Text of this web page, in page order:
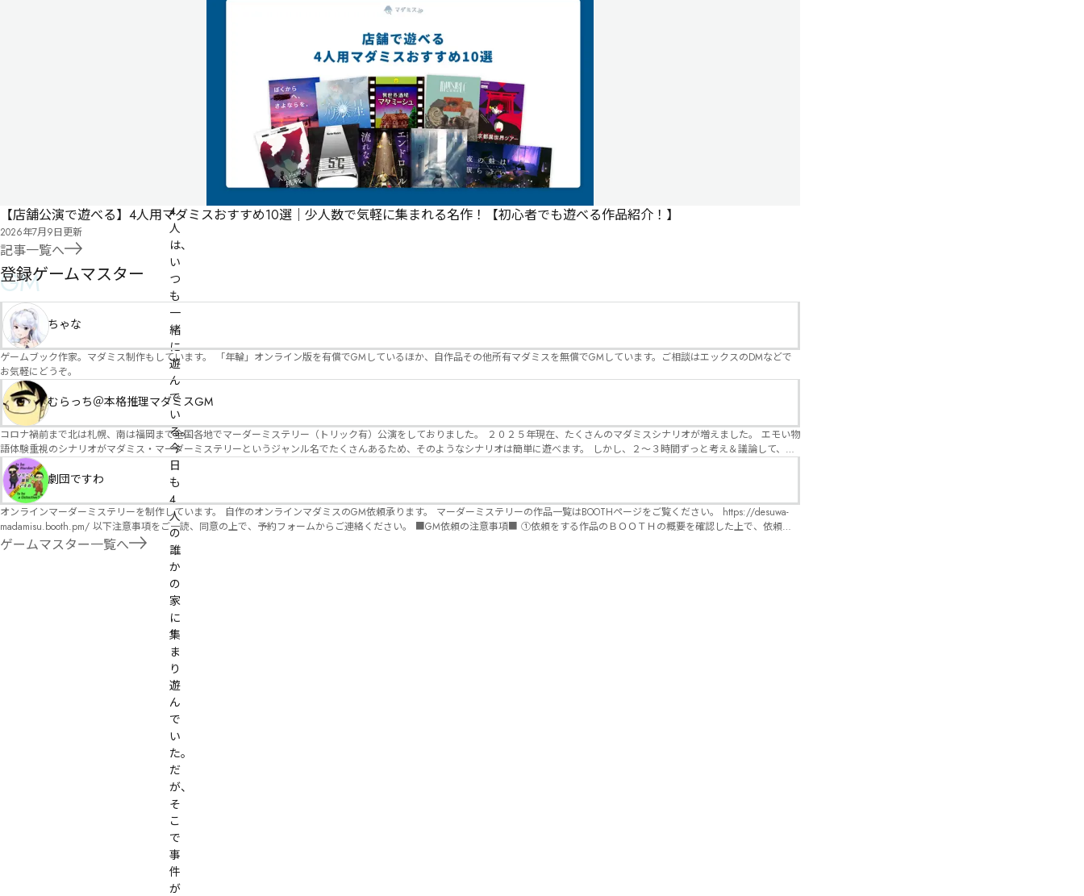
4
人
は、
い
つ
も
一
緒
に
遊
ん
で
い
る。
今
日
も
4
人
の
誰
か
の
家
に
集
ま
り
遊
ん
で
い
た。
だ
が、
そ
こ
で
事
件
が
【店舗公演で遊べる】4人用マダミスおすすめ10選｜少人数で気軽に集まれる名作！【初心者でも遊べる作品紹介！】
2026年7月9日更新
記事一覧へ
GM
登録ゲームマスター
ちゃな
ゲームブック作家。マダミス制作もしています。 「年輪」オンライン版を有償でGMしているほか、自作品その他所有マダミスを無償でGMしています。ご相談はエックスのDMなどで
お気軽にどうぞ。
むらっち＠本格推理マダミスGM
コロナ禍前まで北は札幌、南は福岡まで全国各地でマーダーミステリー（トリック有）公演をしておりました。 ２０２５年現在、たくさんのマダミスシナリオが増えました。 エモい物
語体験重視のシナリオがマダミス・マーダーミステリーというジャンル名でたくさんあるため、そのようなシナリオは簡単に遊べます。 しかし、２～３時間ずっと考え＆議論して、見
たことないトリックが解ける閃きや犯人として逃げ切る楽しみのある本格推理マーダーミステリーを見つけることが難しくなっていませんか？ そんな本格推理マダミスをお届けしま
す！
劇団ですわ
オンラインマーダーミステリーを制作しています。 自作のオンラインマダミスのGM依頼承ります。 マーダーミステリーの作品一覧はBOOTHページをご覧ください。 https://desuwa-
madamisu.booth.pm/ 以下注意事項をご一読、同意の上で、予約フォームからご連絡ください。 ■GM依頼の注意事項■ ①依頼をする作品のＢＯＯＴＨの概要を確認した上で、依頼し
てください。 ②依頼ができるのは、平日、土日、祝日問わず、21：00～となります。 ③参加するメンバーは、依頼者にてメンバーを集めてください。 ④依頼条件：代表者によるＧＭ
セットの購入or参加者全員の個別ＨＯの購入 ⇒購入するタイミングは、開催日程、参加メンバーが決まってからで構いません。 ⑤批判目的等、作品を楽しむつもりのない方は参加をご
ゲームマスター一覧へ